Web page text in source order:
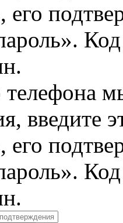
его
введите
его